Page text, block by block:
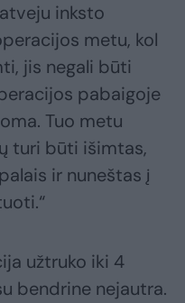
inksto
metu, kol
jis negali būti
pabaigoje
Tuo metu
turi būti išimtas,
ir nuneštas į
užtruko iki 4
bendrine nejautra.